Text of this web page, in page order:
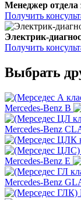
Менеджер отдела
Получить
Электрик-
Получить
Выбрать
Mercedes-Benz B
Mercedes-Benz
Mercedes-Benz E
Mercedes-Benz